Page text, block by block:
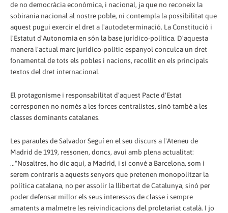
de no democràcia econòmica, i nacional, ja que no reconeix la
sobirania nacional al nostre poble, ni contempla la possibilitat que
aquest pugui exercir el dret a l'autodeterminació. La Constitució i
l'Estatut d'Autonomia en són la base jurídico-política. D'aquesta
manera l'actual marc jurídico-polític espanyol conculca un dret
fonamental de tots els pobles i nacions, recollit en els principals
textos del dret internacional.
El protagonisme i responsabilitat d'aquest Pacte d'Estat
corresponen no només a les forces centralistes, sinó també a les
classes dominants catalanes.
Les paraules de Salvador Seguí en el seu discurs a l'Ateneu de
Madrid de 1919, ressonen, doncs, avui amb plena actualitat:
..."Nosaltres, ho dic aquí, a Madrid, i si convé a Barcelona, som i
serem contraris a aquests senyors que pretenen monopolitzar la
política catalana, no per assolir la llibertat de Catalunya, sinó per
poder defensar millor els seus interessos de classe i sempre
amatents a malmetre les reivindicacions del proletariat català. I jo